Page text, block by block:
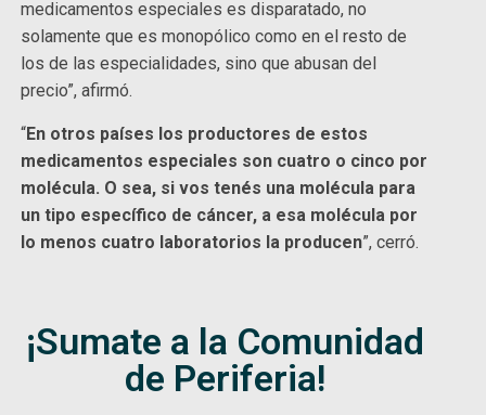
medicamentos especiales es disparatado, no
solamente que es monopólico como en el resto de
los de las especialidades, sino que abusan del
precio”, afirmó.
“En otros países los productores de estos
medicamentos especiales son cuatro o cinco por
molécula. O sea, si vos tenés una molécula para
un tipo específico de cáncer, a esa molécula por
lo menos cuatro laboratorios la producen”, cerró.
¡Sumate a la Comunidad
de Periferia!